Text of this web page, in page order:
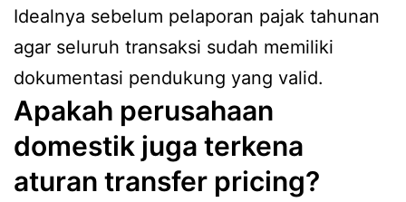
Idealnya sebelum pelaporan pajak tahunan
agar seluruh transaksi sudah memiliki
dokumentasi pendukung yang valid.
Apakah perusahaan
domestik juga terkena
aturan transfer pricing?